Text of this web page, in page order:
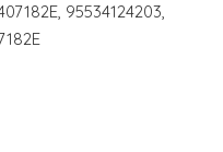
95534124203,